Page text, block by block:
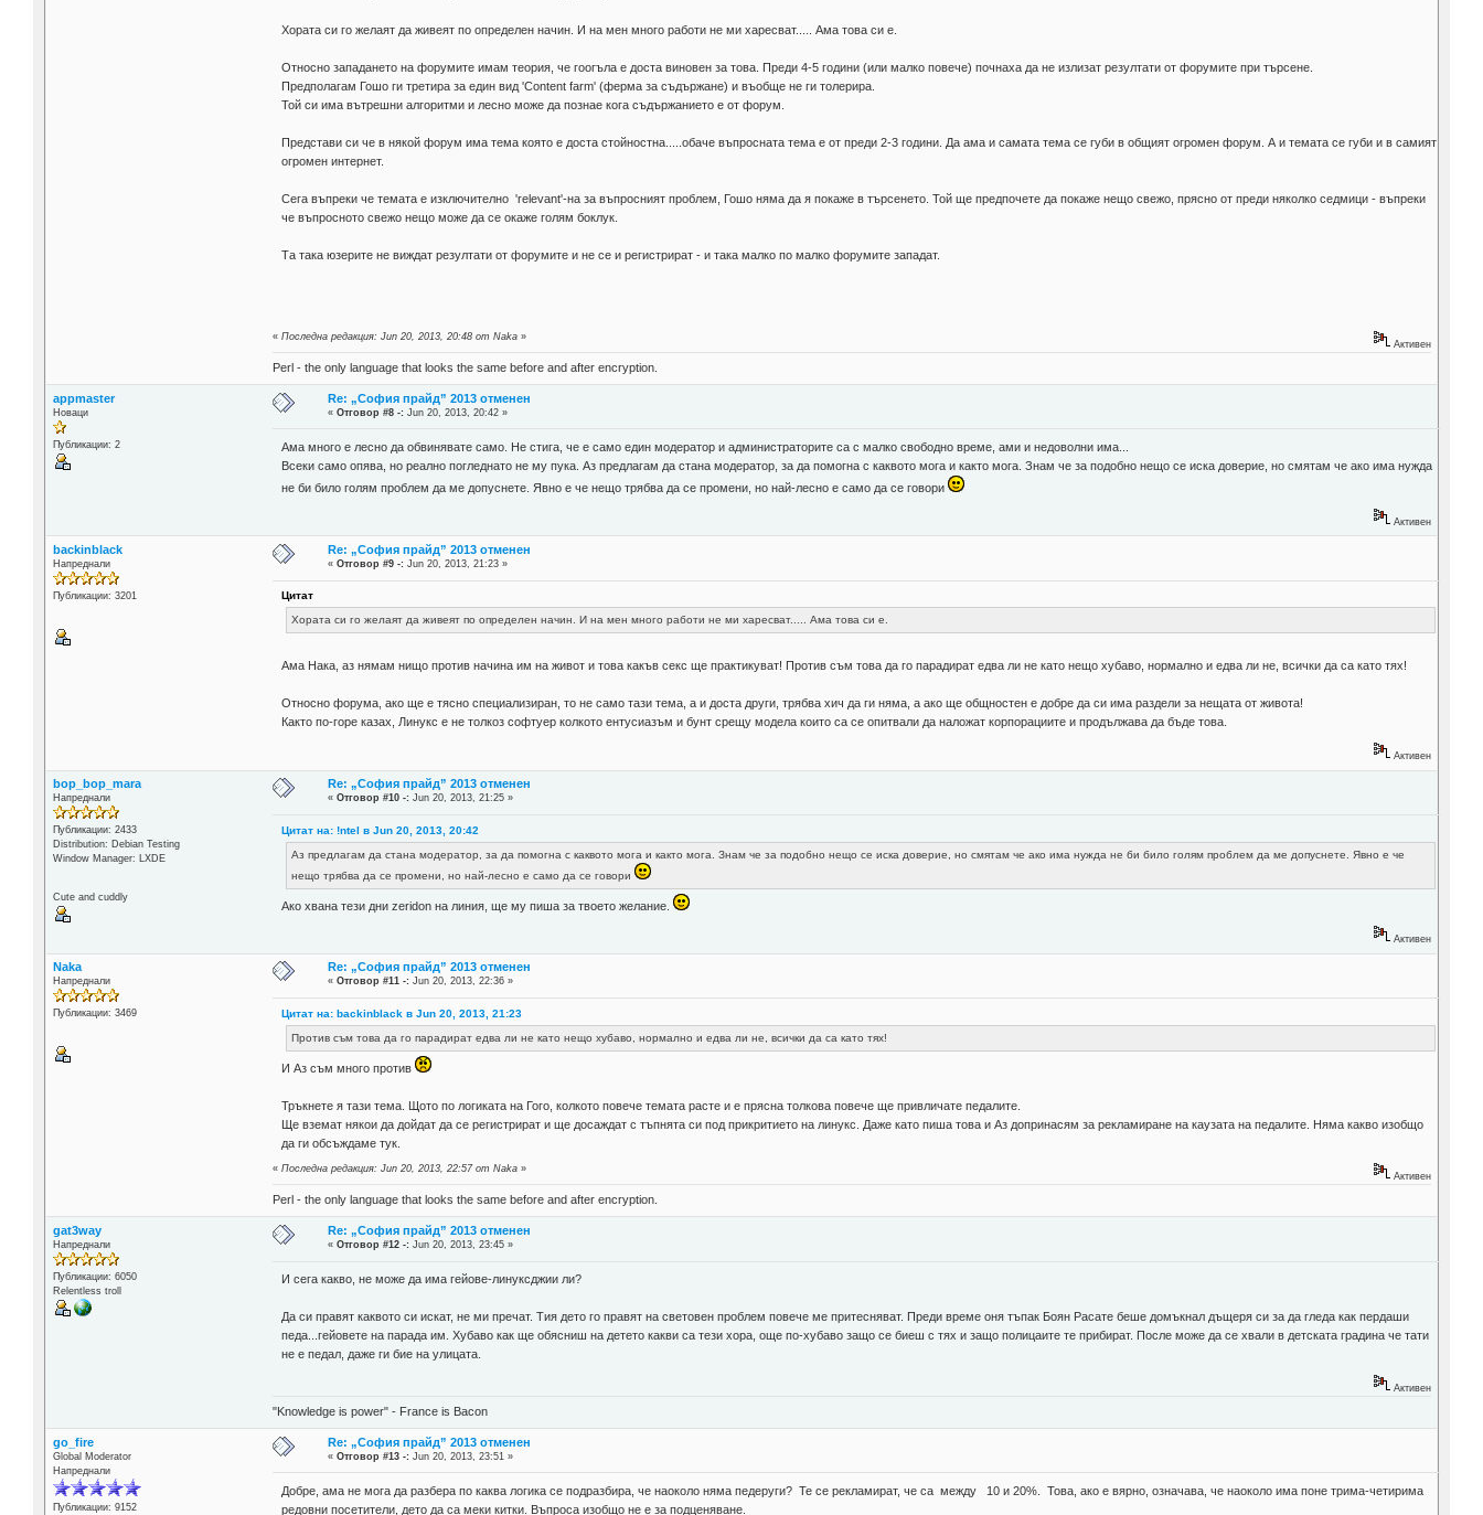
Хората си го желаят да живеят по определен начин. И на мен много работи не ми харесват..... Ама това си е.
Относно западането на форумите имам теория, че гоогъла е доста виновен за това. Преди 4-5 години (или малко повече) почнаха да не излизат резултати от форумите при търсене.
Предполагам Гошо ги третира за един вид 'Content farm' (ферма за съдържане) и въобще не ги толерира.
Той си има вътрешни алгоритми и лесно може да познае кога съдържанието е от форум.
Представи си че в някой форум има тема която е доста стойностна.....обаче въпросната тема е от преди 2-3 години. Да ама и самата тема се губи в общият огромен форум. А и темата се губи и в самият
огромен интернет.
Сега въпреки че темата е изключително 'relevant'-на за въпросният проблем, Гошо няма да я покаже в търсенето. Той ще предпочете да покаже нещо свежо, прясно от преди няколко седмици - въпреки
че въпросното свежо нещо може да се окаже голям боклук.
Та така юзерите не виждат резултати от форумите и не се и регистрират - и така малко по малко форумите западат.
«Последна редакция: Jun 20, 2013, 20:48 от Naka »
Активен
Perl - the only language that looks the same before and after encryption.
appmaster
Новаци
Публикации: 2
Re: „София прайд” 2013 отменен
«Отговор #8 -: Jun 20, 2013, 20:42 »
Ама много е лесно да обвинявате само. Не стига, че е само един модератор и администраторите са с малко свободно време, ами и недоволни има...
Всеки само опява, но реално погледнато не му пука. Аз предлагам да стана модератор, за да помогна с каквото мога и както мога. Знам че за подобно нещо се иска доверие, но смятам че ако има нужда
не би било голям проблем да ме допуснете. Явно е че нещо трябва да се промени, но най-лесно е само да се говори
Активен
backinblack
Напреднали
Публикации: 3201
Re: „София прайд” 2013 отменен
«Отговор #9 -: Jun 20, 2013, 21:23 »
Цитат
Хората си го желаят да живеят по определен начин. И на мен много работи не ми харесват..... Ама това си е.
Ама Нака, аз нямам нищо против начина им на живот и това какъв секс ще практикуват! Против съм това да го парадират едва ли не като нещо хубаво, нормално и едва ли не, всички да са като тях!
Относно форума, ако ще е тясно специализиран, то не само тази тема, а и доста други, трябва хич да ги няма, а ако ще общностен е добре да си има раздели за нещата от живота!
Както по-горе казах, Линукс е не толкоз софтуер колкото ентусиазъм и бунт срещу модела които са се опитвали да наложат корпорациите и продължава да бъде това.
Активен
bop_bop_mara
Напреднали
Публикации: 2433
Distribution: Debian Testing
Window Manager: LXDE
Cute and cuddly
Re: „София прайд” 2013 отменен
«Отговор #10 -: Jun 20, 2013, 21:25 »
Цитат на: !ntel в Jun 20, 2013, 20:42
Аз предлагам да стана модератор, за да помогна с каквото мога и както мога. Знам че за подобно нещо се иска доверие, но смятам че ако има нужда не би било голям проблем да ме допуснете. Явно е че
нещо трябва да се промени, но най-лесно е само да се говори
Ако хвана тези дни zeridon на линия, ще му пиша за твоето желание.
Активен
Naka
Напреднали
Публикации: 3469
Re: „София прайд” 2013 отменен
«Отговор #11 -: Jun 20, 2013, 22:36 »
Цитат на: backinblack в Jun 20, 2013, 21:23
Против съм това да го парадират едва ли не като нещо хубаво, нормално и едва ли не, всички да са като тях!
И Аз съм много против
Тръкнете я тази тема. Щото по логиката на Гого, колкото повече темата расте и е прясна толкова повече ще привличате педалите.
Ще вземат някои да дойдат да се регистрират и ще досаждат с тъпнята си под прикритието на линукс. Даже като пиша това и Аз допринасям за рекламиране на каузата на педалите. Няма какво изобщо
да ги обсъждаме тук.
«Последна редакция: Jun 20, 2013, 22:57 от Naka »
Активен
Perl - the only language that looks the same before and after encryption.
gat3way
Напреднали
Публикации: 6050
Relentless troll
Re: „София прайд” 2013 отменен
«Отговор #12 -: Jun 20, 2013, 23:45 »
И сега какво, не може да има гейове-линуксджии ли?
Да си правят каквото си искат, не ми пречат. Тия дето го правят на световен проблем повече ме притесняват. Преди време оня тъпак Боян Расате беше домъкнал дъщеря си за да гледа как пердаши
педа...гейовете на парада им. Хубаво как ще обясниш на детето какви са тези хора, още по-хубаво защо се биеш с тях и защо полицаите те прибират. После може да се хвали в детската градина че тати
не е педал, даже ги бие на улицата.
Активен
"Knowledge is power" - France is Bacon
go_fire
Global Moderator
Напреднали
Публикации: 9152
Re: „София прайд” 2013 отменен
«Отговор #13 -: Jun 20, 2013, 23:51 »
Добре, ама не мога да разбера по каква логика се подразбира, че наоколо няма педеруги? Те се рекламират, че са между 10 и 20%. Това, ако е вярно, означава, че наоколо има поне трима-четирима
редовни посетители, дето да са меки китки. Въпроса изобщо не е за подценяване.